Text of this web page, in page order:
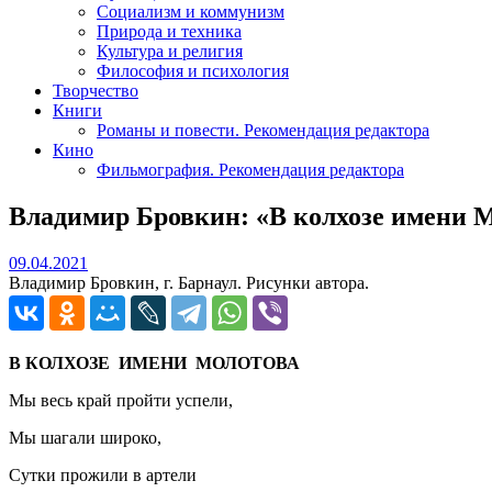
Социализм и коммунизм
Природа и техника
Культура и религия
Философия и психология
Творчество
Книги
Романы и повести. Рекомендация редактора
Кино
Фильмография. Рекомендация редактора
Владимир Бровкин: «В колхозе имени
09.04.2021
Владимир Бровкин, г. Барнаул. Рисунки автора.
В КОЛХОЗЕ ИМЕНИ МОЛОТОВА
Мы весь край пройти успели,
Мы шагали широко,
Сутки прожили в артели